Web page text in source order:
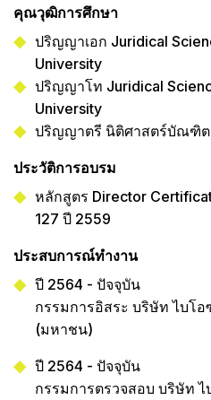
คุณวุฒิการศึกษา
ปริญญาเอก Juridical
University
ปริญญาโท Juridical
University
ปริญญาตรี นิติศาสตร์บัณฑิต
ประวัติการอบรม
หลักสูตร Director
127 ปี 2559
ประสบการณ์ทำงาน
ปี 2564 - ปัจจุบัน
กรรมการอิสระ บริษัท ไบโ
(มหาชน)
ปี 2564 - ปัจจุบัน
กรรมการตรวจสอบ บริษัท